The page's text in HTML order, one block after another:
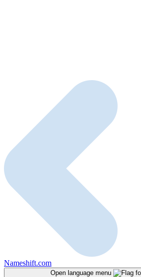
Nameshift.com
Open language menu